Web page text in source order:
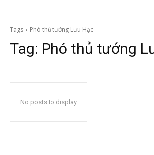
Tags Phó thủ tướng Lưu Hạc
Tag: Phó thủ tướng
No posts to display